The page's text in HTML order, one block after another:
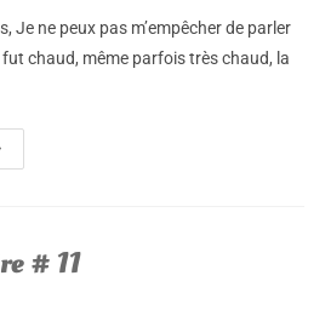
Je ne peux pas m’empêcher de parler
chaud, même parfois très chaud, la
# 11